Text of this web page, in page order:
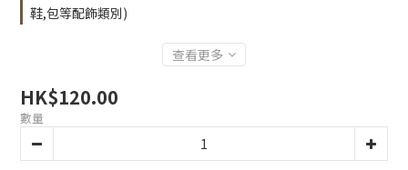
鞋,包等配飾類別)
查看更多
HK$120.00
數量